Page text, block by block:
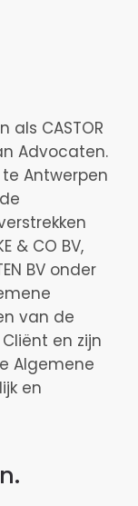
CASTOR
Advocaten.
Antwerpen
& CO BV,
BV onder
van de
en zijn
Algemene
en